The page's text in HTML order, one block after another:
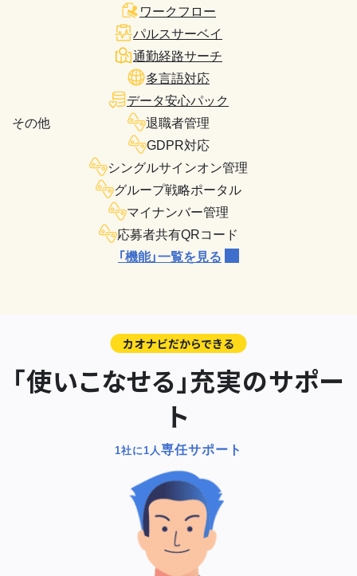
その他
ワークフロー
パルスサーベイ
通勤経路サーチ
多言語対応
データ安心パック
退職者管理
GDPR対応
シングルサインオン管理
グループ戦略ポータル
マイナンバー管理
応募者共有QRコード
「機能」一覧を見る
カオナビだからできる
「使いこなせる」充実のサポー
ト
1社に1人専任サポート